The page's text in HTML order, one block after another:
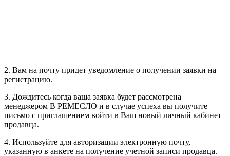
2. Вам на почту придет уведомление о получении заявки на
регистрацию.
3. Дождитесь когда ваша заявка будет рассмотрена
менеджером В РЕМЕСЛО и в случае успеха вы получите
письмо с приглашением войти в Ваш новый личный кабинет
продавца.
4. Используйте для авторизации электронную почту,
указанную в анкете на получение учетной записи продавца.